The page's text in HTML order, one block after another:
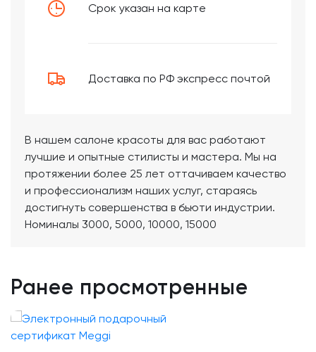
Срок указан на карте
Доставка по РФ экспресс почтой
В нашем салоне красоты для вас работают
лучшие и опытные стилисты и мастера. Мы на
протяжении более 25 лет оттачиваем качество
и профессионализм наших услуг, стараясь
достигнуть совершенства в бьюти индустрии.
Номиналы 3000, 5000, 10000, 15000
Ранее просмотренные